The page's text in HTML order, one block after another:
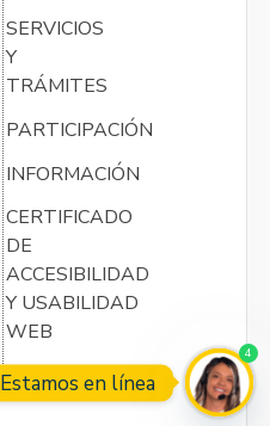
SERVICIOS
Y
TRÁMITES
PARTICIPACIÓN
INFORMACIÓN
CERTIFICADO
DE
ACCESIBILIDAD
Y USABILIDAD
WEB
Estamos en línea
4